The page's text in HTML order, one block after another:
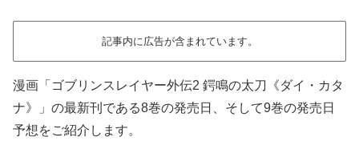
記事内に広告が含まれています。
漫画「ゴブリンスレイヤー外伝2 鍔鳴の太刀《ダイ・カタ
ナ》」の最新刊である8巻の発売日、そして9巻の発売日
予想をご紹介します。